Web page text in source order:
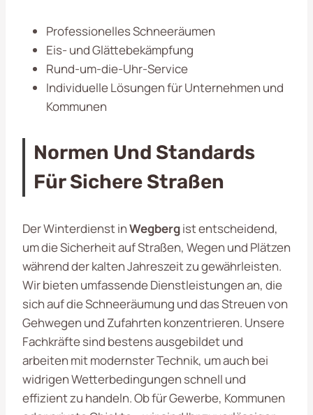
Professionelles Schneeräumen
Eis- und Glättebekämpfung
Rund-um-die-Uhr-Service
Individuelle Lösungen für Unternehmen und
Kommunen
Normen Und Standards
Für Sichere Straßen
Der Winterdienst inWegbergist entscheidend,
um die Sicherheit auf Straßen, Wegen und Plätzen
während der kalten Jahreszeit zu gewährleisten.
Wir bieten umfassende Dienstleistungen an, die
sich auf die Schneeräumung und das Streuen von
Gehwegen und Zufahrten konzentrieren. Unsere
Fachkräfte sind bestens ausgebildet und
arbeiten mit modernster Technik, um auch bei
widrigen Wetterbedingungen schnell und
effizient zu handeln. Ob für Gewerbe, Kommunen